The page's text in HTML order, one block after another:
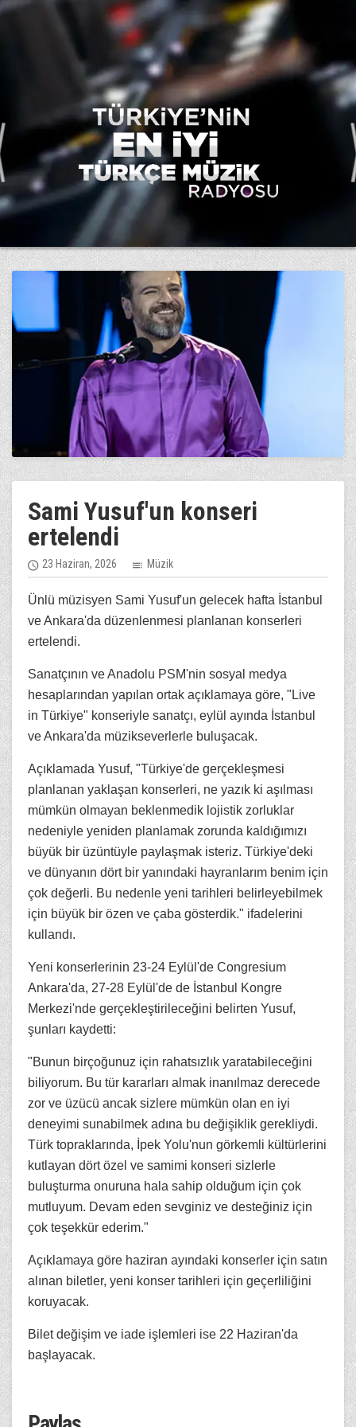
Sami Yusuf'un konseri
ertelendi
23 Haziran, 2026 Müzik
Ünlü müzisyen Sami Yusuf'un gelecek hafta İstanbul
ve Ankara'da düzenlenmesi planlanan konserleri
ertelendi.
Sanatçının ve Anadolu PSM'nin sosyal medya
hesaplarından yapılan ortak açıklamaya göre, "Live
in Türkiye" konseriyle sanatçı, eylül ayında İstanbul
ve Ankara'da müzikseverlerle buluşacak.
Açıklamada Yusuf, "Türkiye'de gerçekleşmesi
planlanan yaklaşan konserleri, ne yazık ki aşılması
mümkün olmayan beklenmedik lojistik zorluklar
nedeniyle yeniden planlamak zorunda kaldığımızı
büyük bir üzüntüyle paylaşmak isteriz. Türkiye'deki
ve dünyanın dört bir yanındaki hayranlarım benim için
çok değerli. Bu nedenle yeni tarihleri belirleyebilmek
için büyük bir özen ve çaba gösterdik." ifadelerini
kullandı.
Yeni konserlerinin 23-24 Eylül'de Congresium
Ankara'da, 27-28 Eylül'de de İstanbul Kongre
Merkezi'nde gerçekleştirileceğini belirten Yusuf,
şunları kaydetti:
"Bunun birçoğunuz için rahatsızlık yaratabileceğini
biliyorum. Bu tür kararları almak inanılmaz derecede
zor ve üzücü ancak sizlere mümkün olan en iyi
deneyimi sunabilmek adına bu değişiklik gerekliydi.
Türk topraklarında, İpek Yolu'nun görkemli kültürlerini
kutlayan dört özel ve samimi konseri sizlerle
buluşturma onuruna hala sahip olduğum için çok
mutluyum. Devam eden sevginiz ve desteğiniz için
çok teşekkür ederim."
Açıklamaya göre haziran ayındaki konserler için satın
alınan biletler, yeni konser tarihleri için geçerliliğini
koruyacak.
Bilet değişim ve iade işlemleri ise 22 Haziran'da
başlayacak.